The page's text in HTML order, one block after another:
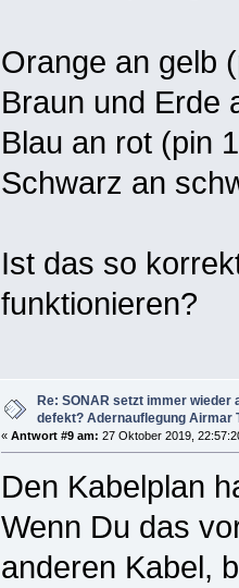
Orange an gelb
Braun und Erde
Blau an rot (pin
Schwarz an
Ist das so
funktionieren?
Re: SONAR setzt immer wieder
defekt? Adernauflegung Airmar
«Antwort #9 am: 27 Oktober 2019,
Den Kabelplan
Wenn Du das
anderen Kabel,